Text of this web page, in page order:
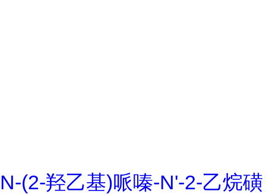
N-(2-羟乙基)哌嗪-N'-2-乙烷磺